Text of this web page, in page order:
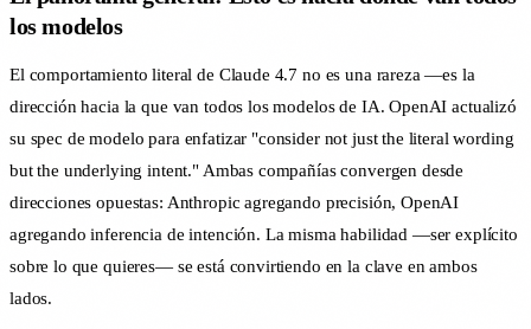
los modelos
El comportamiento literal de Claude 4.7 no es una rareza —es la
dirección hacia la que van todos los modelos de IA. OpenAI actualizó
su spec de modelo para enfatizar "consider not just the literal wording
but the underlying intent." Ambas compañías convergen desde
direcciones opuestas: Anthropic agregando precisión, OpenAI
agregando inferencia de intención. La misma habilidad —ser explícito
sobre lo que quieres— se está convirtiendo en la clave en ambos
lados.